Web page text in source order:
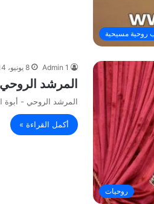
روحية مسيحية
روحيات
Admin 1 8 يونيو، 2014
المرشد
المرشد الروحي - أبوة
أكمل القراءة »